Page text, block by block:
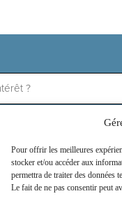
Pour offrir les meilleures
stocker et/ou accéder aux
permettra de traiter des données
Le fait de ne pas consentir peut
?